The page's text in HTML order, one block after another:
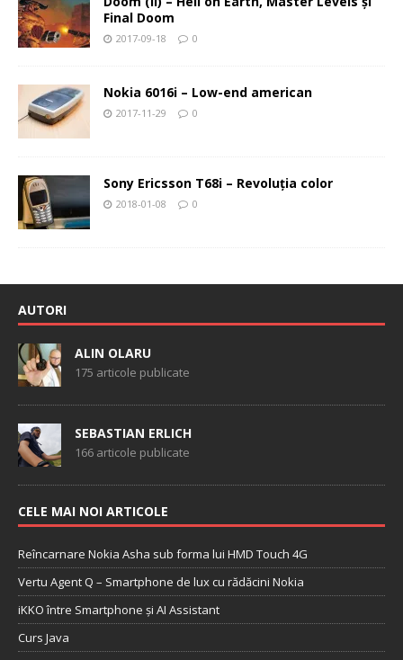
Final Doom
2017-09-18 0
Nokia 6016i – Low-end american
2017-11-29 0
Sony Ericsson T68i – Revoluţia color
2018-01-08 0
AUTORI
ALIN OLARU
175 articole publicate
SEBASTIAN ERLICH
166 articole publicate
CELE MAI NOI ARTICOLE
Reîncarnare Nokia Asha sub forma lui HMD Touch 4G
Vertu Agent Q – Smartphone de lux cu rădăcini Nokia
iKKO între Smartphone și AI Assistant
Curs Java